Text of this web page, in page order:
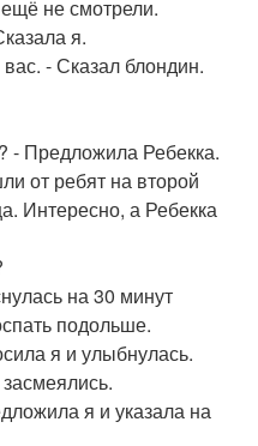
не смотрели.
я.
- Сказал блондин.
- Предложила Ребекка.
от ребят на второй
Интересно, а Ребекка
на 30 минут
подольше.
я и улыбнулась.
я и указала на